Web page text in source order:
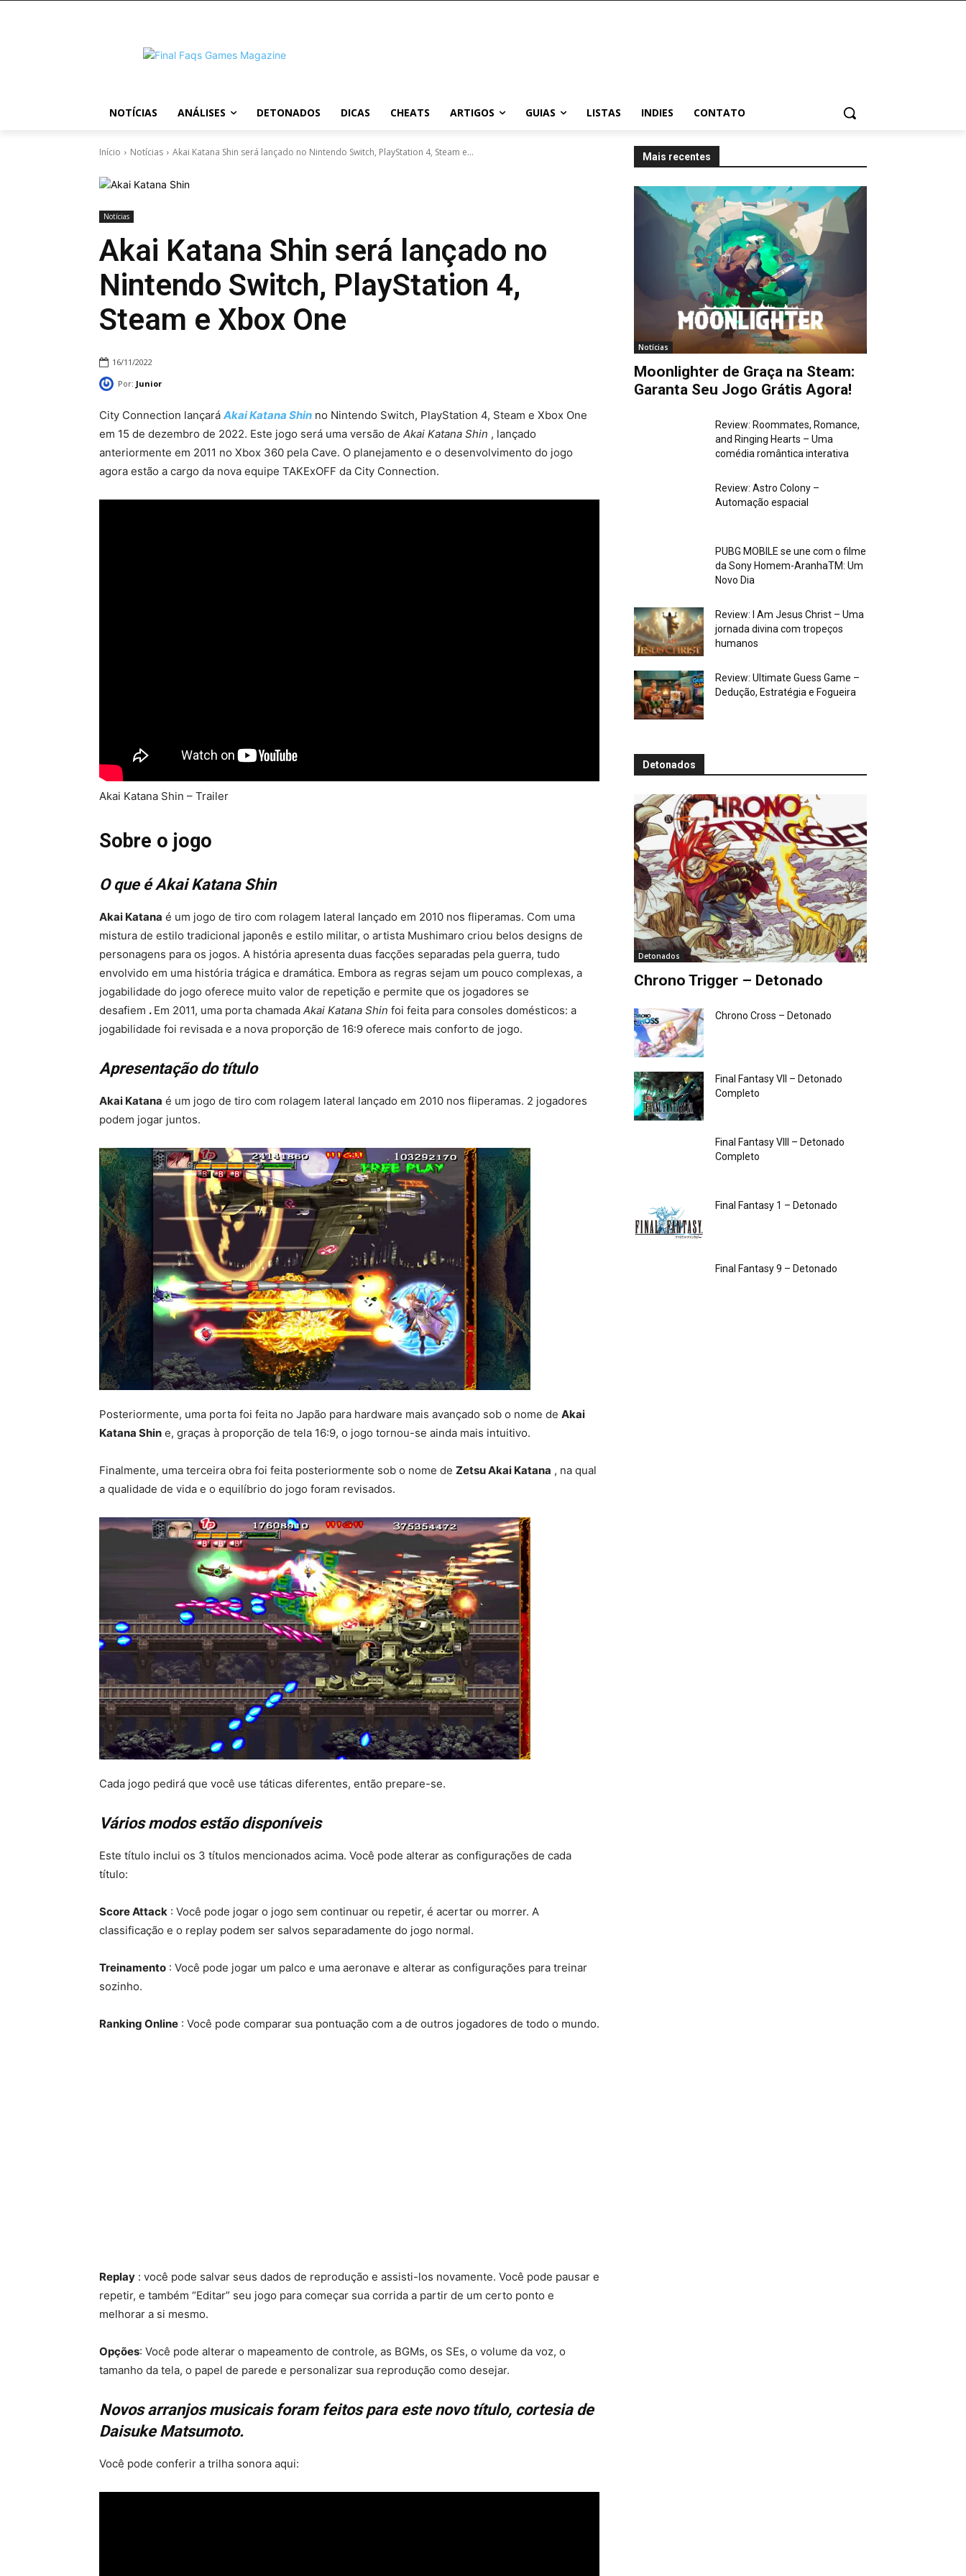
NOTÍCIAS ANÁLISES DETONADOS DICAS CHEATS ARTIGOS GUIAS LISTAS INDIES CONTATO
Início Notícias Akai Katana Shin será lançado no Nintendo Switch, PlayStation 4, Steam e...
Notícias
Akai Katana Shin será lançado no
Nintendo Switch, PlayStation 4,
Steam e Xbox One
16/11/2022
Por: Junior
City Connection lançará Akai Katana Shin no Nintendo Switch, PlayStation 4, Steam e Xbox One
em 15 de dezembro de 2022. Este jogo será uma versão de Akai Katana Shin , lançado
anteriormente em 2011 no Xbox 360 pela Cave. O planejamento e o desenvolvimento do jogo
agora estão a cargo da nova equipe TAKExOFF da City Connection.
Akai Katana Shin – Trailer
Sobre o jogo
O que é Akai Katana Shin
Akai Katana é um jogo de tiro com rolagem lateral lançado em 2010 nos fliperamas. Com uma
mistura de estilo tradicional japonês e estilo militar, o artista Mushimaro criou belos designs de
personagens para os jogos. A história apresenta duas facções separadas pela guerra, tudo
envolvido em uma história trágica e dramática. Embora as regras sejam um pouco complexas, a
jogabilidade do jogo oferece muito valor de repetição e permite que os jogadores se
desafiem . Em 2011, uma porta chamada Akai Katana Shin foi feita para consoles domésticos: a
jogabilidade foi revisada e a nova proporção de 16:9 oferece mais conforto de jogo.
Apresentação do título
Akai Katana é um jogo de tiro com rolagem lateral lançado em 2010 nos fliperamas. 2 jogadores
podem jogar juntos.
Posteriormente, uma porta foi feita no Japão para hardware mais avançado sob o nome de Akai
Katana Shin e, graças à proporção de tela 16:9, o jogo tornou-se ainda mais intuitivo.
Finalmente, uma terceira obra foi feita posteriormente sob o nome de Zetsu Akai Katana , na qual
a qualidade de vida e o equilíbrio do jogo foram revisados.
Cada jogo pedirá que você use táticas diferentes, então prepare-se.
Vários modos estão disponíveis
Este título inclui os 3 títulos mencionados acima. Você pode alterar as configurações de cada
título:
Score Attack : Você pode jogar o jogo sem continuar ou repetir, é acertar ou morrer. A
classificação e o replay podem ser salvos separadamente do jogo normal.
Treinamento : Você pode jogar um palco e uma aeronave e alterar as configurações para treinar
sozinho.
Ranking Online : Você pode comparar sua pontuação com a de outros jogadores de todo o mundo.
Replay : você pode salvar seus dados de reprodução e assisti-los novamente. Você pode pausar e
repetir, e também “Editar” seu jogo para começar sua corrida a partir de um certo ponto e
melhorar a si mesmo.
Opções: Você pode alterar o mapeamento de controle, as BGMs, os SEs, o volume da voz, o
tamanho da tela, o papel de parede e personalizar sua reprodução como desejar.
Novos arranjos musicais foram feitos para este novo título, cortesia de
Daisuke Matsumoto.
Você pode conferir a trilha sonora aqui:
Mais recentes
Notícias
Moonlighter de Graça na Steam:
Garanta Seu Jogo Grátis Agora!
Review: Roommates, Romance,
and Ringing Hearts – Uma
comédia romântica interativa
Review: Astro Colony –
Automação espacial
PUBG MOBILE se une com o filme
da Sony Homem-AranhaTM: Um
Novo Dia
Review: I Am Jesus Christ – Uma
jornada divina com tropeços
humanos
Review: Ultimate Guess Game –
Dedução, Estratégia e Fogueira
Detonados
Detonados
Chrono Trigger – Detonado
Chrono Cross – Detonado
Final Fantasy VII – Detonado
Completo
Final Fantasy VIII – Detonado
Completo
Final Fantasy 1 – Detonado
Final Fantasy 9 – Detonado